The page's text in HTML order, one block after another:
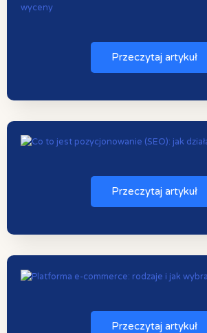
Przeczytaj artykuł
Przeczytaj artykuł
Przeczytaj artykuł